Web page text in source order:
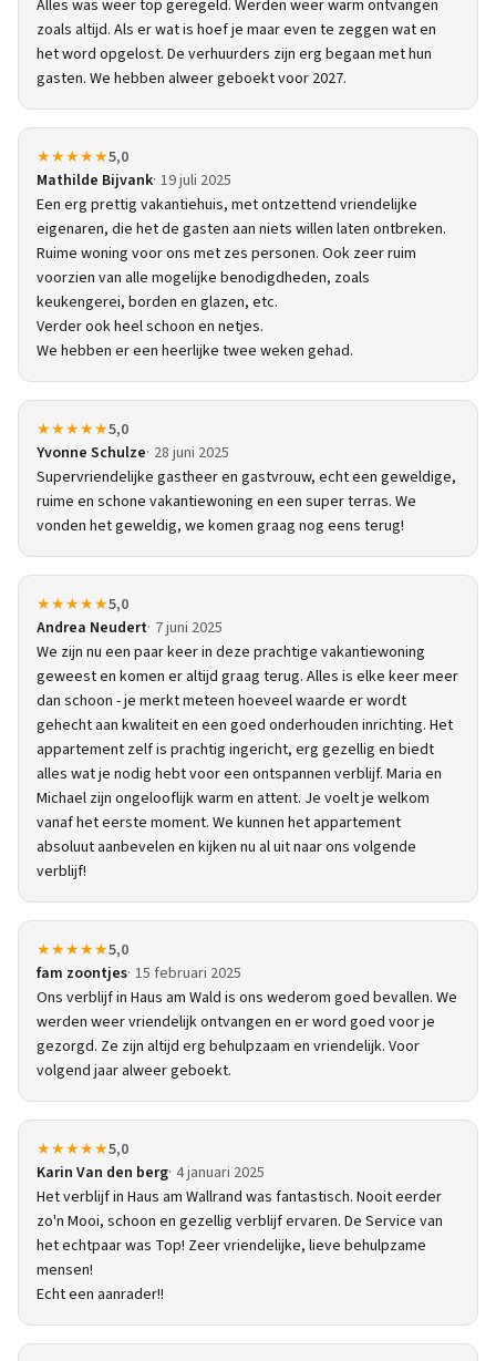
Alles was weer top geregeld. Werden weer warm ontvangen
zoals altijd. Als er wat is hoef je maar even te zeggen wat en
het word opgelost. De verhuurders zijn erg begaan met hun
gasten. We hebben alweer geboekt voor 2027.
★★★★★5,0
Mathilde Bijvank 19 juli 2025
Een erg prettig vakantiehuis, met ontzettend vriendelijke
eigenaren, die het de gasten aan niets willen laten ontbreken.
Ruime woning voor ons met zes personen. Ook zeer ruim
voorzien van alle mogelijke benodigdheden, zoals
keukengerei, borden en glazen, etc.
Verder ook heel schoon en netjes.
We hebben er een heerlijke twee weken gehad.
★★★★★5,0
Yvonne Schulze 28 juni 2025
Supervriendelijke gastheer en gastvrouw, echt een geweldige,
ruime en schone vakantiewoning en een super terras. We
vonden het geweldig, we komen graag nog eens terug!
★★★★★5,0
Andrea Neudert 7 juni 2025
We zijn nu een paar keer in deze prachtige vakantiewoning
geweest en komen er altijd graag terug. Alles is elke keer meer
dan schoon - je merkt meteen hoeveel waarde er wordt
gehecht aan kwaliteit en een goed onderhouden inrichting. Het
appartement zelf is prachtig ingericht, erg gezellig en biedt
alles wat je nodig hebt voor een ontspannen verblijf. Maria en
Michael zijn ongelooflijk warm en attent. Je voelt je welkom
vanaf het eerste moment. We kunnen het appartement
absoluut aanbevelen en kijken nu al uit naar ons volgende
verblijf!
★★★★★5,0
fam zoontjes 15 februari 2025
Ons verblijf in Haus am Wald is ons wederom goed bevallen. We
werden weer vriendelijk ontvangen en er word goed voor je
gezorgd. Ze zijn altijd erg behulpzaam en vriendelijk. Voor
volgend jaar alweer geboekt.
★★★★★5,0
Karin Van den berg 4 januari 2025
Het verblijf in Haus am Wallrand was fantastisch. Nooit eerder
zo'n Mooi, schoon en gezellig verblijf ervaren. De Service van
het echtpaar was Top! Zeer vriendelijke, lieve behulpzame
mensen!
Echt een aanrader!!